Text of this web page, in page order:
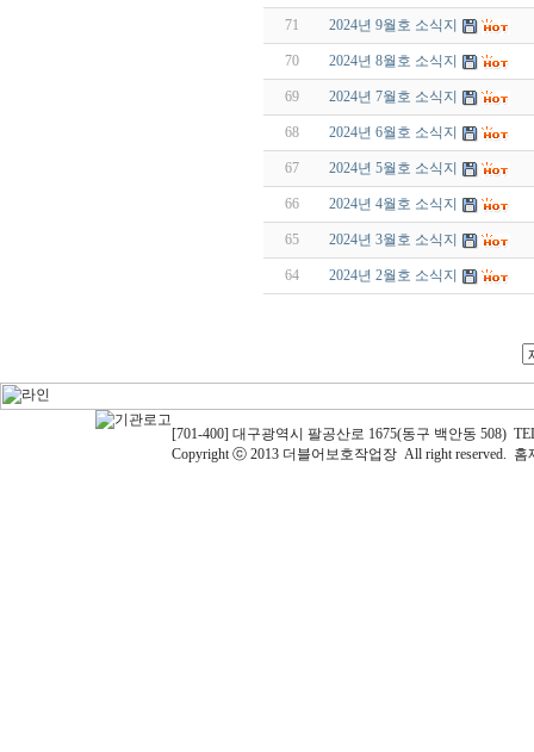
71 2024년 9월호 소식지
70 2024년 8월호 소식지
69 2024년 7월호 소식지
68 2024년 6월호 소식지
67 2024년 5월호 소식지
66 2024년 4월호 소식지
65 2024년 3월호 소식지
64 2024년 2월호 소식지
[701-400] 대구광역시 팔공산로 1675(동구 백안동 508)
Copyright ⓒ 2013 더블어보호작업장 All right reserved.